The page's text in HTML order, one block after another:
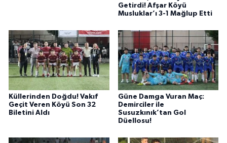
Getirdi! Afşar Köyü
Musluklar’ı 3-1 Mağlup Etti
Küllerinden Doğdu! Vakıf
Geçit Veren Köyü Son 32
Biletini Aldı
Güne Damga Vuran Maç:
Demirciler ile
Susuzkınık’tan Gol
Düellosu!